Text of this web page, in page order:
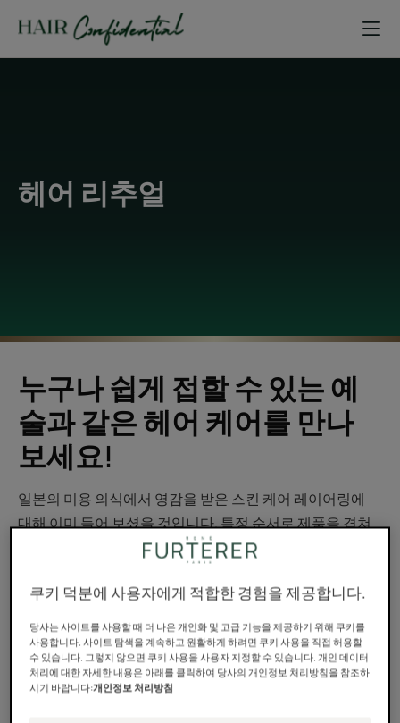
헤어 리추얼
누구나 쉽게 접할 수 있는 예
술과 같은 헤어 케어를 만나
보세요!
일본의 미용 의식에서 영감을 받은 스킨 케어 레이어링에
대해 이미 들어 보셨을 것입니다. 특정 순서로 제품을 겹쳐
서 결합하여 효과를 극대화하는 기술이죠. 그렇다면 성급한
까요? 모발에도 시간이 필요합니다!
리추얼이란 무엇인가요?
불 주위에서 춤을 추면서 세이지를 흔드는 토가의 모습을
쿠키 덕분에 사용자에게 적합한 경험을 제공합니다.
당사는 사이트를 사용할 때 더 나은 개인화 및 고급 기능을 제공하기 위해 쿠키를
사용합니다. 사이트 탐색을 계속하고 원활하게 하려면 쿠키 사용을 직접 허용할
수 있습니다. 그렇지 않으면 쿠키 사용을 사용자 지정할 수 있습니다. 개인 데이터
처리에 대한 자세한 내용은 아래를 클릭하여 당사의 개인정보 처리방침을 참조하
시기 바랍니다:개인정보 처리방침